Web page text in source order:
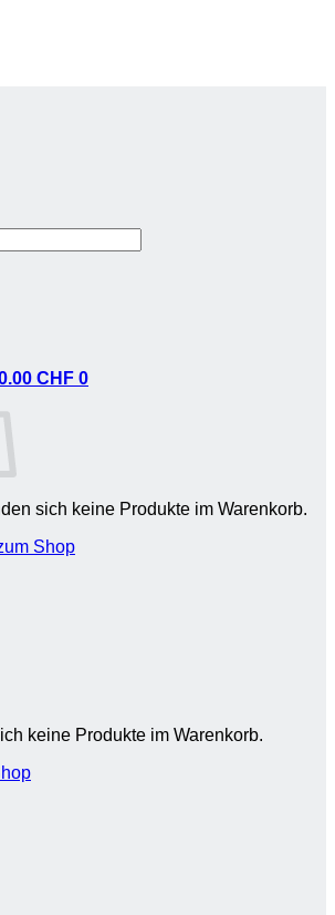
CHF 0
sich keine Produkte im Warenkorb.
Shop
keine Produkte im Warenkorb.